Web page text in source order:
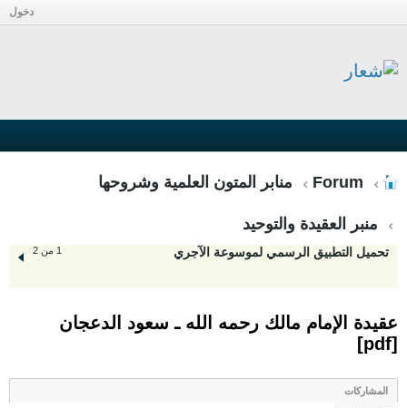
دخول
Forum منابر المتون العلمية وشروحها
منبر العقيدة والتوحيد
1 من 2 تحميل التطبيق الرسمي لموسوعة الآجري
عقيدة الإمام مالك رحمه الله ـ سعود الدعجان
[pdf]
المشاركات